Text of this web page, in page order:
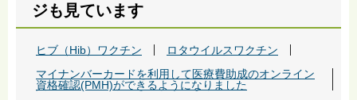
ジも見ています
ヒブ（Hib）ワクチン
ロタウイルスワクチン
マイナンバーカードを利用して医療費助成のオンライン
資格確認(PMH)ができるようになりました